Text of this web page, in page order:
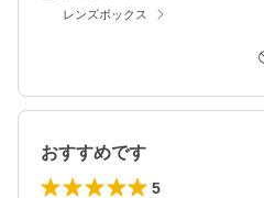
レンズボックス
おすすめです
5